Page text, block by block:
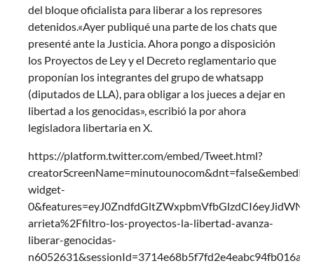
del bloque oficialista para liberar a los represores
detenidos.«Ayer publiqué una parte de los chats que
presenté ante la Justicia. Ahora pongo a disposición
los Proyectos de Ley y el Decreto reglamentario que
proponían los integrantes del grupo de whatsapp
(diputados de LLA), para obligar a los jueces a dejar en
libertad a los genocidas», escribió la por ahora
legisladora libertaria en X.
https://platform.twitter.com/embed/Tweet.html?
widget-
arrieta%2Ffiltro-los-proyectos-la-libertad-avanza-
liberar-genocidas-